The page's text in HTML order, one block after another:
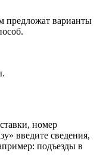
предложат варианты
номер
введите сведения,
подъезды в